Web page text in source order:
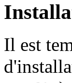
Il est